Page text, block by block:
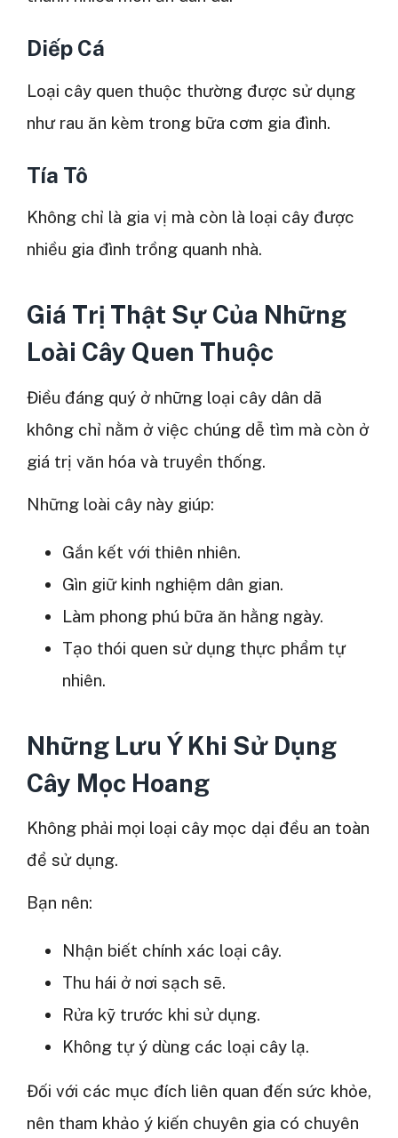
Diếp Cá
Loại cây quen thuộc thường được sử dụng
như rau ăn kèm trong bữa cơm gia đình.
Tía Tô
Không chỉ là gia vị mà còn là loại cây được
nhiều gia đình trồng quanh nhà.
Giá Trị Thật Sự Của Những
Loài Cây Quen Thuộc
Điều đáng quý ở những loại cây dân dã
không chỉ nằm ở việc chúng dễ tìm mà còn ở
giá trị văn hóa và truyền thống.
Những loài cây này giúp:
Gắn kết với thiên nhiên.
Gìn giữ kinh nghiệm dân gian.
Làm phong phú bữa ăn hằng ngày.
Tạo thói quen sử dụng thực phẩm tự
nhiên.
Những Lưu Ý Khi Sử Dụng
Cây Mọc Hoang
Không phải mọi loại cây mọc dại đều an toàn
để sử dụng.
Bạn nên:
Nhận biết chính xác loại cây.
Thu hái ở nơi sạch sẽ.
Rửa kỹ trước khi sử dụng.
Không tự ý dùng các loại cây lạ.
Đối với các mục đích liên quan đến sức khỏe,
nên tham khảo ý kiến chuyên gia có chuyên